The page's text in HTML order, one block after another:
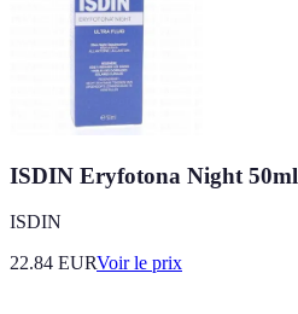
ISDIN Eryfotona Night 50ml
ISDIN
22.84 EURVoir le prix